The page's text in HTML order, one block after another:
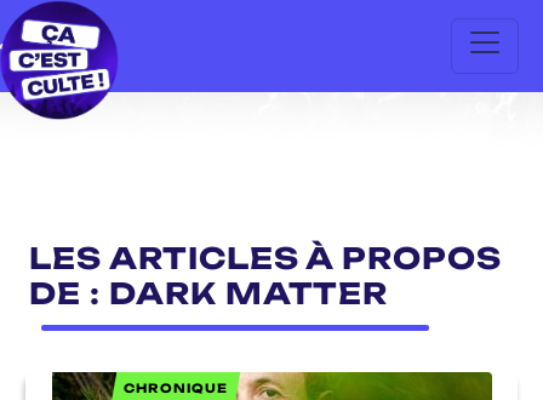
LES ARTICLES À PROPOS
DE : DARK MATTER
CHRONIQUE